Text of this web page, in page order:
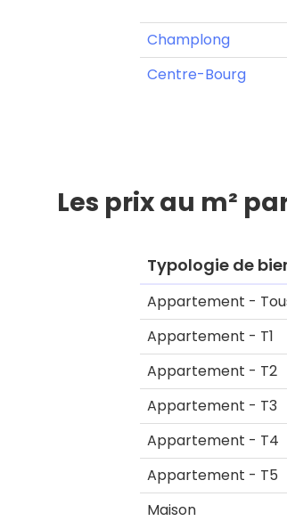
Champlong
Centre-Bourg
Les prix au m²
Typologie de
Appartement -
Appartement - T1
Appartement - T2
Appartement - T3
Appartement - T4
Appartement - T5
Maison